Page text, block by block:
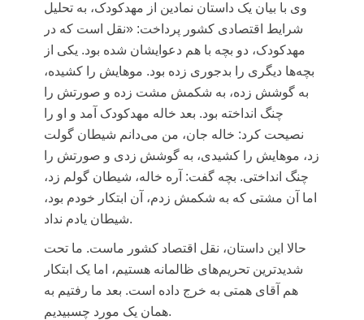
وی با بیان یک داستان نمادین از مهدکودک، به تحلیل
شرایط اقتصادی کشور پرداخت: «نقل است که در
مهدکودک، دو بچه با هم دعوایشان شده بود. یکی از
بچه‌ها دیگری را بدجوری زده بود. موهایش را کشیده،
به گوشش زده، به شکمش مشت زده و صورتش را
چنگ انداخته بود. بعد خاله مهدکودک آمد و او را
نصیحت کرد: خاله جان، من می‌دانم شیطان گولت
زد، موهایش را کشیدی، به گوشش زدی و صورتش را
چنگ انداختی. بچه گفت: آره خاله، شیطان گولم زد،
اما آن مشتی که به شکمش زدم، آن ابتکار خودم بود،
شیطان یادم نداد.
حالا این داستان، نقل اقتصاد کشور ماست. ما تحت
شدیدترین تحریم‌های ظالمانه هستیم، اما یک ابتکار
هم آقای همتی به خرج داده است. بعد ما رفتیم به
همان یک مورد چسبیدیم.